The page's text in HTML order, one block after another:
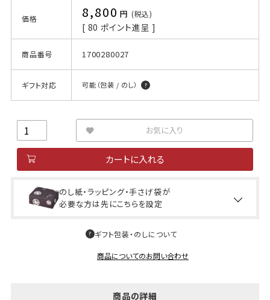
価格 8,800 税込
[ 80 ポイント進呈 ]
商品番号 1700280027
ギフト対応 可能（包装 / のし）
お気に入り
カートに入れる
のし紙・ラッピング・手さげ袋が
必要な方は先にこちらを設定
ギフト包装・のしについて
商品についてのお問い合わせ
商品の詳細